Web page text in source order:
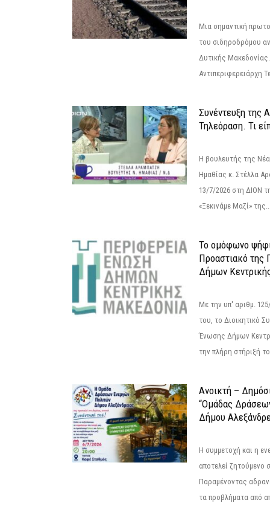
Μια σημαντική
του σιδηροδρόμου
Δυτικής
Αντιπεριφερειάρχη
Συνέντευξη της
Τηλεόραση. Τι
Η βουλευτής της
Ημαθίας κ. Στέλλα
13/7/2026 στη ΔΙΟΝ
«Ξεκινάμε Μαζί»
Το ομόφωνο
Προαστιακό της
Δήμων
Με την υπ' αριθμ.
του, το Διοικητικό
Ένωσης Δήμων
την πλήρη στήριξή
Ανοικτή –
“Ομάδας
Δήμου
Η συμμετοχή και η
αποτελεί ζητούμενο
Παραμένοντας
τα προβλήματα από